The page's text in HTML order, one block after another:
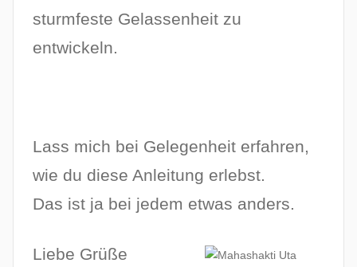
sturmfeste Gelassenheit zu
entwickeln.
Lass mich bei Gelegenheit erfahren,
wie du diese Anleitung erlebst.
Das ist ja bei jedem etwas anders.
Liebe Grüße